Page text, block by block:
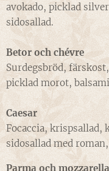
avokado, picklad
sidosallad.
Betor och chévre
Surdegsbröd,
picklad morot,
Caesar
Focaccia, krispsallad,
sidosallad med
Parma och mozzarella